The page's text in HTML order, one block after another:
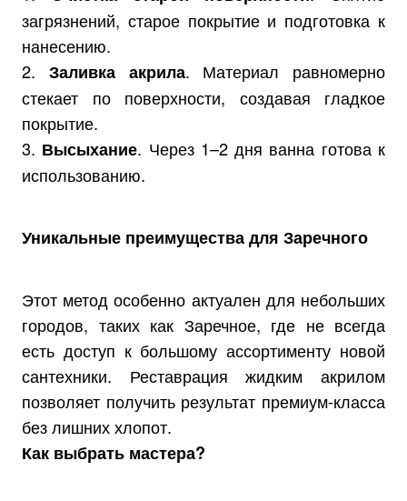
загрязнений, старое покрытие и подготовка к
нанесению.
2. Заливка акрила. Материал равномерно
стекает по поверхности, создавая гладкое
покрытие.
3. Высыхание. Через 1–2 дня ванна готова к
использованию.
Уникальные преимущества для Заречного
Этот метод особенно актуален для небольших
городов, таких как Заречное, где не всегда
есть доступ к большому ассортименту новой
сантехники. Реставрация жидким акрилом
позволяет получить результат премиум-класса
без лишних хлопот.
Как выбрать мастера?